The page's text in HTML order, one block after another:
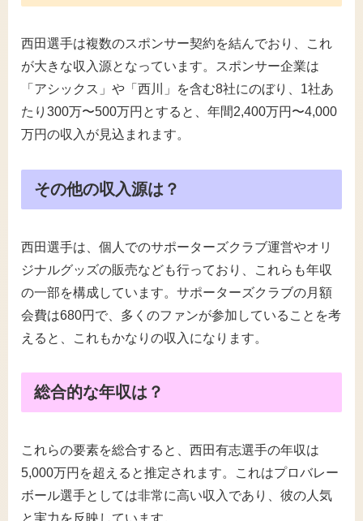
西田選手は複数のスポンサー契約を結んでおり、これ
が大きな収入源となっています。スポンサー企業は
「アシックス」や「西川」を含む8社にのぼり、1社あ
たり300万〜500万円とすると、年間2,400万円〜4,000
万円の収入が見込まれます。
その他の収入源は？
西田選手は、個人でのサポーターズクラブ運営やオリ
ジナルグッズの販売なども行っており、これらも年収
の一部を構成しています。サポーターズクラブの月額
会費は680円で、多くのファンが参加していることを考
えると、これもかなりの収入になります。
総合的な年収は？
これらの要素を総合すると、西田有志選手の年収は
5,000万円を超えると推定されます。これはプロバレー
ボール選手としては非常に高い収入であり、彼の人気
と実力を反映しています​。